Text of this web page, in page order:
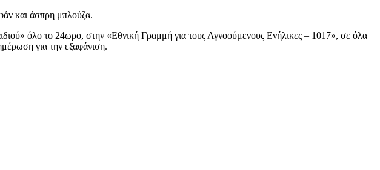
και άσπρη μπλούζα.
όλο το 24ωρο, στην «Εθνική Γραμμή για τους Αγνοούμενους Ενήλικες – 1017», σε όλα
για την εξαφάνιση.